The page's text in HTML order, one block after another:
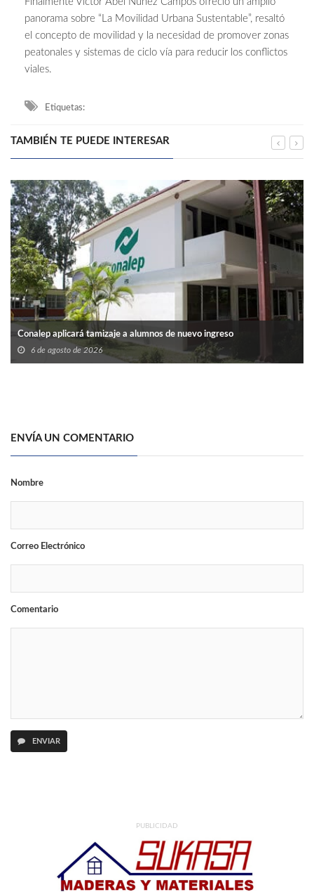
panorama sobre “La Movilidad Urbana Sustentable”, resaltó
el concepto de movilidad y la necesidad de promover zonas
peatonales y sistemas de ciclo vía para reducir los conflictos
viales.
Etiquetas:
TAMBIÉN TE PUEDE INTERESAR
Conalep aplicará tamizaje a alumnos de nuevo ingreso
6 de agosto de 2026
ENVÍA UN COMENTARIO
Nombre
Correo Electrónico
Comentario
ENVIAR
PUBLICIDAD